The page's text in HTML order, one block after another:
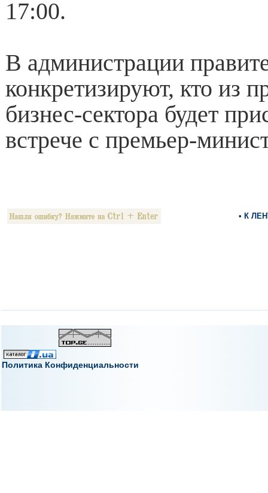
17:00.
В администрации
конкретизируют, кто из
бизнес-сектора будет
встрече с премьер-
• К
Политика Конфиденциальности